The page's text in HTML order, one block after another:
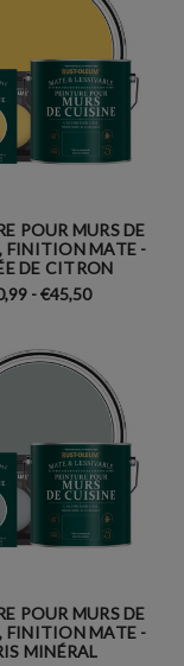
POUR MURS DE
FINITION MATE -
DE CITRON
- €45,50
POUR MURS DE
FINITION MATE -
MINÉRAL